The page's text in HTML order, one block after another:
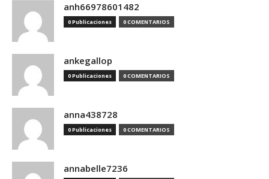
anh66978601482
0 Publicaciones 0 COMENTARIOS
ankegallop
0 Publicaciones 0 COMENTARIOS
anna438728
0 Publicaciones 0 COMENTARIOS
annabelle7236